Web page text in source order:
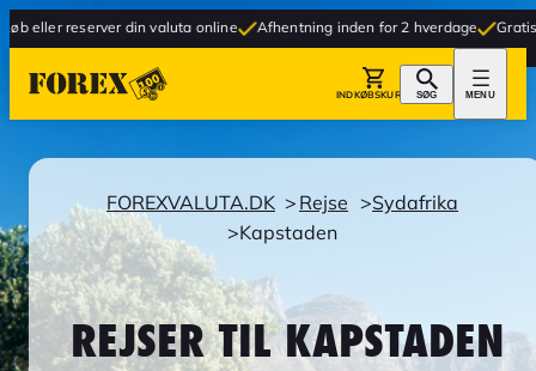
din valuta online Afhentning inden for 2 hverdage Gratis levering
INDKØBSKURV SØG MENU
FOREXVALUTA.DK Rejse
Sydafrika
Kapstaden
REJSER TIL KAPSTADEN